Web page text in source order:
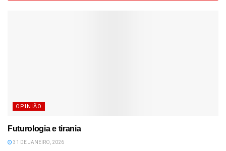
OPINIÃO
Futurologia e tirania
31 DE JANEIRO, 2026